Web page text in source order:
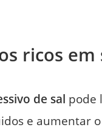
ricos em
de sal pode
e aumentar o